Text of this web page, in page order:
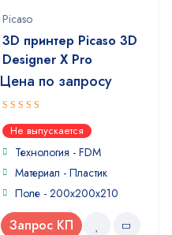
Picaso
3D принтер Picaso 3D
Designer X Pro
Цена по запросу
4.75out
of 5Не выпускается
Технология - FDM
Материал - Пластик
Поле - 200x200x210
Запрос КП